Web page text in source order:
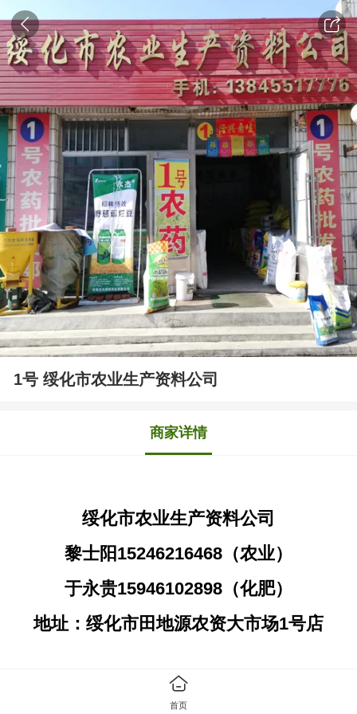
1号 绥化市农业生产资料公司
商家详情
绥化市农业生产资料公司
黎士阳15246216468（农业）
于永贵15946102898（化肥）
地址：绥化市田地源农资大市场1号店
经营项目
首页